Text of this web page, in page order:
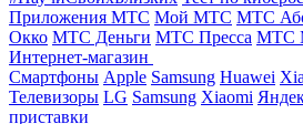
Приложения МТС Мой МТС МТС
Окко МТС Деньги МТС Пресса МТС
Интернет-магазин
Смартфоны Apple Samsung Huawei
Телевизоры LG Samsung Xiaomi
приставки